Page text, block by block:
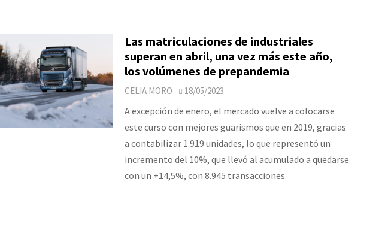
Las matriculaciones de industriales
superan en abril, una vez más este año,
los volúmenes de prepandemia
CELIA MORO 18/05/2023
A excepción de enero, el mercado vuelve a colocarse
este curso con mejores guarismos que en 2019, gracias
a contabilizar 1.919 unidades, lo que representó un
incremento del 10%, que llevó al acumulado a quedarse
con un +14,5%, con 8.945 transacciones.